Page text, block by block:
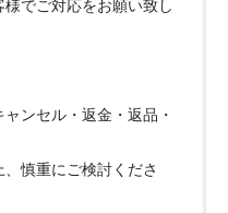
でご対応をお願い致し
ンセル・返金・返品・
慎重にご検討くださ